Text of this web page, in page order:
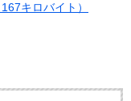
キロバイト）